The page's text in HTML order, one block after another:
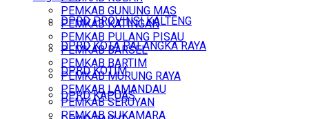
DPRD PROVINSI KALTENG
DPRD KOTA PALANGKA RAYA
DPRD KOTIM
DPRD KAPUAS
PEMKAB GUNUNG MAS
PEMKAB KATINGAN
PEMKAB PULANG PISAU
PEMKAB BARSEL
PEMKAB BARTIM
PEMKAB MURUNG RAYA
PEMKAB LAMANDAU
PEMKAB SERUYAN
PEMKAB SUKAMARA